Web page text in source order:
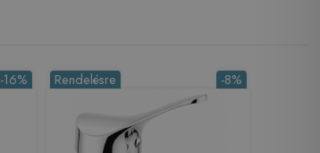
-16% -8%
Rendelésre